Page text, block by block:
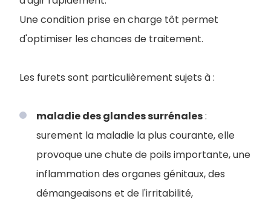
Une condition prise en charge tôt permet
d'optimiser les chances de traitement.
Les furets sont particulièrement sujets à :
maladie des glandes surrénales:
surement la maladie la plus courante, elle
provoque une chute de poils importante, une
inflammation des organes génitaux, des
démangeaisons et de l'irritabilité,